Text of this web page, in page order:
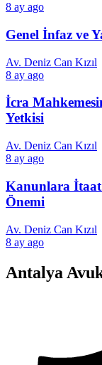
8 ay ago
Genel İnfaz ve
Av. Deniz Can Kızıl
8 ay ago
İcra
Yetkisi
Av. Deniz Can Kızıl
8 ay ago
Kanunlara
Önemi
Av. Deniz Can Kızıl
8 ay ago
Antalya